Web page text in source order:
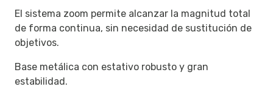
El sistema zoom permite alcanzar la magnitud total
de forma continua, sin necesidad de sustitución de
objetivos.
Base metálica con estativo robusto y gran
estabilidad.